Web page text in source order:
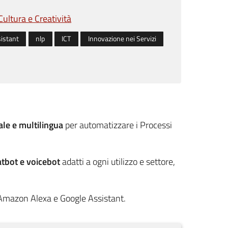
e Creatività
nlp ICT
Innovazione nei Servizi
e multilinguaper automatizzare i Processi
e voicebotadatti a ogni utilizzo e settore,
Alexa e Google Assistant.